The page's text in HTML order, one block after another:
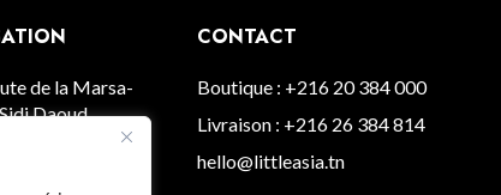
de la Marsa-
Daoud
CONTACT
Boutique : +216 20 384 000
Livraison : +216 26 384 814
hello@littleasia.tn